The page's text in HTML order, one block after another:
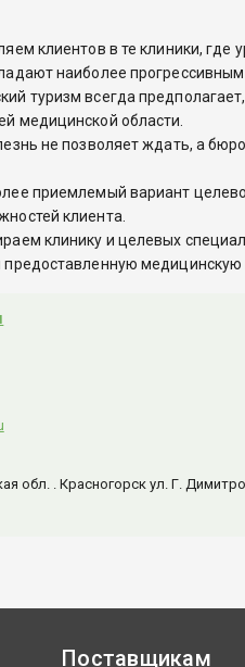
клиентов в те клиники, где
наиболее
туризм всегда
медицинской области.
не позволяет ждать, а
приемлемый вариант
клиента.
клинику и целевых
обл. . Красногорск ул. Г.
Поставщикам